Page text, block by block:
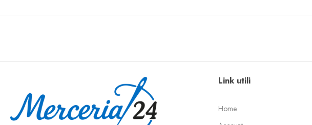
Link utili
Home